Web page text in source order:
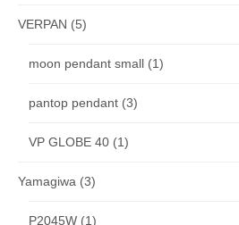
VERPAN (5)
moon pendant small (1)
pantop pendant (3)
VP GLOBE 40 (1)
Yamagiwa (3)
P2045W (1)